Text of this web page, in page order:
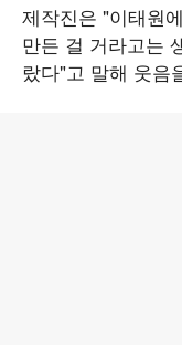
제작진은 "이태원
만든 걸 거라고는
랐다"고 말해 웃음